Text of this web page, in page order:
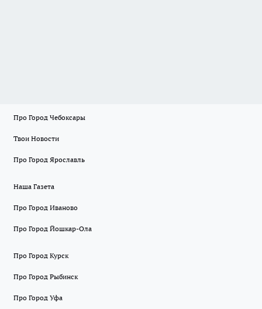
Про Город Чебоксары
Твои Новости
Про Город Ярославль
Наша Газета
Про Город Иваново
Про Город Йошкар-Ола
Про Город Курск
Про Город Рыбинск
Про Город Уфа